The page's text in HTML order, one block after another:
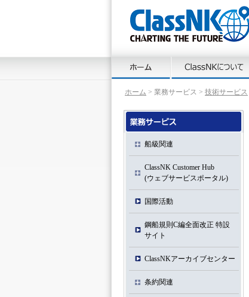
ホーム > 業務サービス > 技術サービス
船級関連
ClassNK Customer Hub
(ウェブサービスポータル)
国際活動
鋼船規則C編全面改正 特設
サイト
ClassNKアーカイブセンター
条約関連